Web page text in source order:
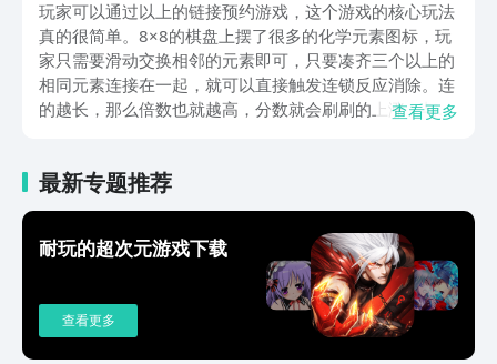
玩家可以通过以上的链接预约游戏，这个游戏的核心玩法
真的很简单。8×8的棋盘上摆了很多的化学元素图标，玩
家只需要滑动交换相邻的元素即可，只要凑齐三个以上的
相同元素连接在一起，就可以直接触发连锁反应消除。连
的越长，那么倍数也就越高，分数就会刷刷的上涨，与此
的设计不会重复，每一关都有新鲜的挑战。有时候需要在
限定的步数里面去收集指定的原子，而有时候就需要去消
除缤纷的元素方块。偶尔可能还会有一些现实闯关模式，
紧张感确实比较不错，又不会让人觉得有一些焦虑。越是
往后推进，那解锁的元素也会更多，从常见的金属元素到
稀有的气体，每种不一样的元素都有专属的能力。碳元素
就可以生成十字消除。画面风格走的就是清新简约的路
查看更多
最新专题推荐
耐玩的超次元游戏下载
查看更多